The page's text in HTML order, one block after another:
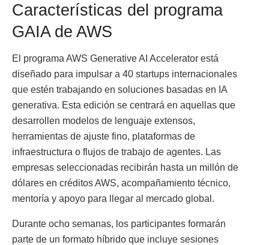
Características del programa
GAIA de AWS
El programa AWS Generative AI Accelerator está
diseñado para impulsar a 40 startups internacionales
que estén trabajando en soluciones basadas en IA
generativa. Esta edición se centrará en aquellas que
desarrollen modelos de lenguaje extensos,
herramientas de ajuste fino, plataformas de
infraestructura o flujos de trabajo de agentes. Las
empresas seleccionadas recibirán hasta un millón de
dólares en créditos AWS, acompañamiento técnico,
mentoría y apoyo para llegar al mercado global.
Durante ocho semanas, los participantes formarán
parte de un formato híbrido que incluye sesiones